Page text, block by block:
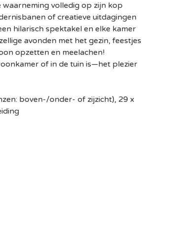
volledig op zijn kop
of creatieve uitdagingen
hilarisch spektakel en elke kamer
avonden met het gezin, feestjes
opzetten en meelachen!
of in de tuin is—het plezier
boven-/onder- of zijzicht), 29 x